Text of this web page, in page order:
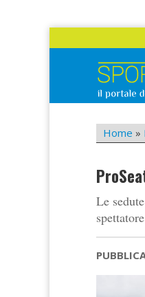
Home »
Le